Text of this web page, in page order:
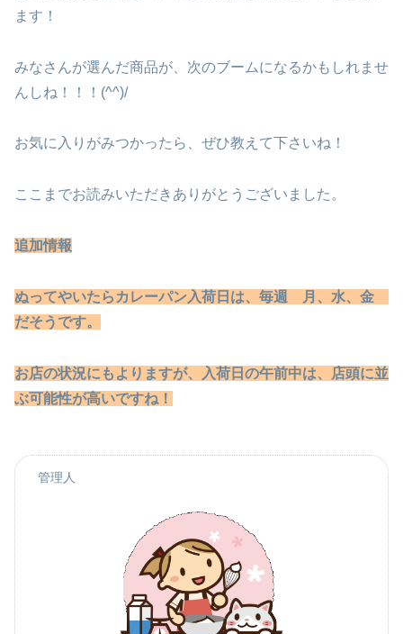
ます！
みなさんが選んだ商品が、次のブームになるかもしれませ
んしね！！！(^^)/
お気に入りがみつかったら、ぜひ教えて下さいね！
ここまでお読みいただきありがとうございました。
追加情報
ぬってやいたらカレーパン入荷日は、毎週 月、水、金
だそうです。
お店の状況にもよりますが、入荷日の午前中は、店頭に並
ぶ可能性が高いですね！
管理人